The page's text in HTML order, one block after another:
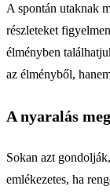
A spontán utaknak
részleteket
élményben
az élményből,
A nyaralás
Sokan azt
emlékezetes, ha